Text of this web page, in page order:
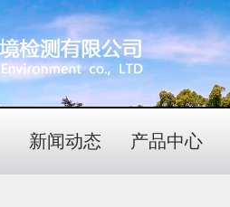
新闻动态 产品中心